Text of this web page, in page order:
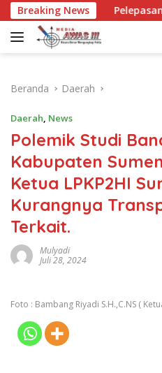
Langsung
ke
konten
Breaking News
Pelepasan Kontingen Gerakan
Beranda Daerah
Daerah, News
Polemik Studi
Kabupaten
Ketua LPKP2HI
Kurangnya
Terkait.
Mulyadi
Juli 28, 2024
Foto : Bambang Riyadi S.H.,C.NS (